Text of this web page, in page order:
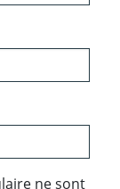
ne sont